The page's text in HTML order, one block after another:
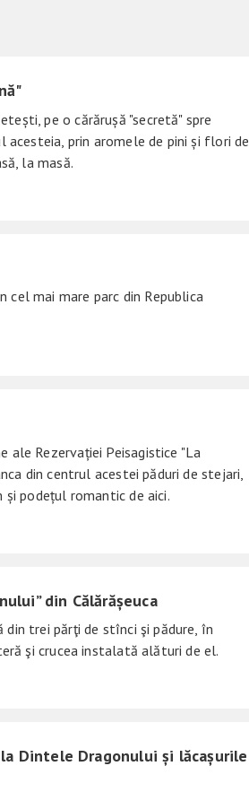
pe o cărărușă "secretă" spre
prin aromele de pini și flori de
la masă.
cel mai mare parc din Republica
ale Rezervației Peisagistice "La
din centrul acestei păduri de stejari,
podețul romantic de aici.
din Călărășeuca
trei părţi de stînci şi pădure, în
şi crucea instalată alături de el.
Dintele Dragonului și lăcașurile